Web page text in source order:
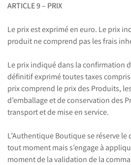
ARTICLE 9 – PRIX
Le prix est exprimé en euro. Le prix
produit ne comprend pas les frais
Le prix indiqué dans la confirmation
définitif exprimé toutes taxes
prix comprend le prix des Produits,
d’emballage et de conservation des
transport et de mise en service.
L’Authentique Boutique se réserve
tout moment mais s’engage à
moment de la validation de la